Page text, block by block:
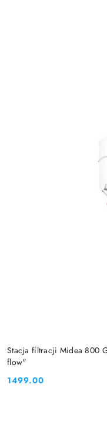
Stacja filtracji Midea 800
flow"
Cena:
1499.00